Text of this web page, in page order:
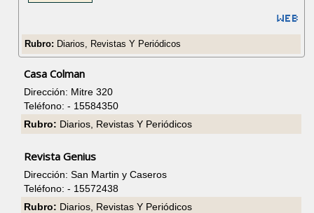
Rubro: Diarios, Revistas Y Periódicos
Casa Colman
Dirección: Mitre 320
Teléfono: - 15584350
Rubro: Diarios, Revistas Y Periódicos
Revista Genius
Dirección: San Martin y Caseros
Teléfono: - 15572438
Rubro: Diarios, Revistas Y Periódicos